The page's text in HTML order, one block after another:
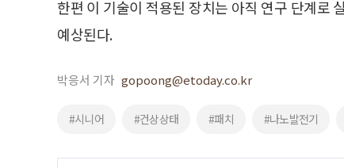
한편 이 기술이 적용된 장치는 아직 연구 단계로
예상된다.
박응서 기자 gopoong@etoday.co.kr
#시니어 #건상상태 #패치 #나노발전기